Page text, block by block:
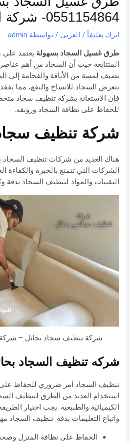
0551154864- شركة العربي
اترك تعليقاً / العربي / بواسطة admin
طرق غسيل السجاد بسهولة يعتمد
المتتابعة حيث أن السجاد من أهم
يضيف لمسة من الأناقة والفخامة إلى
يتعرض السجاد للاتساخ والبقع، مما
فإن الاستعانة بشركة تنظيف سجاد
للحفاظ على نظافة السجاد ورونقه.
شركة تنظيف
هناك العديد من شركات تنظيف السجاد
الشركات التي تتمتع بالخبرة والكفاءة
التقنيات والمواد لتنظيف السجاد بدقة
شركة تنظيف سجاد بحائل – شركة
شركه تنظيف السجاد
تنظيف السجاد أمر ضروري للحفاظ على
استخدام العديد من الطرق لتنظيف
الكيميائية والطبيعية. يجب اختيار
واتباع التعليمات بدقة. تنظيف السجاد
الحفاظ على نظافة المنزل